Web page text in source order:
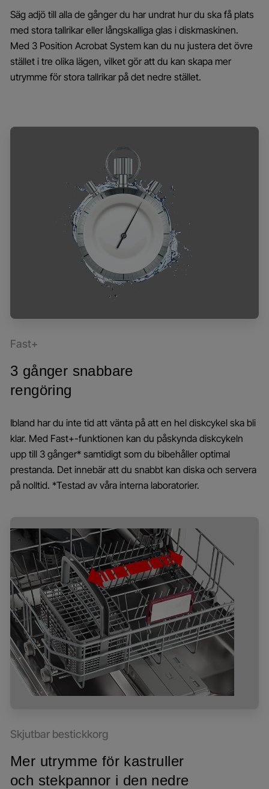
Säg adjö till alla de gånger du har undrat hur du ska få plats
med stora tallrikar eller långskalliga glas i diskmaskinen.
Med 3 Position Acrobat System kan du nu justera det övre
stället i tre olika lägen, vilket gör att du kan skapa mer
utrymme för stora tallrikar på det nedre stället.
Fast+
3 gånger snabbare
rengöring
Ibland har du inte tid att vänta på att en hel diskcykel ska bli
klar. Med Fast+-funktionen kan du påskynda diskcykeln
upp till 3 gånger* samtidigt som du bibehåller optimal
prestanda. Det innebär att du snabbt kan diska och servera
på nolltid. *Testad av våra interna laboratorier.
Skjutbar bestickkorg
Mer utrymme för kastruller
och stekpannor i den nedre